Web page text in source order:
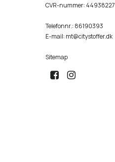
CVR-nummer: 44938227
Telefonnr.: 86190393
E-mail: mt@citystoffer.dk
Sitemap